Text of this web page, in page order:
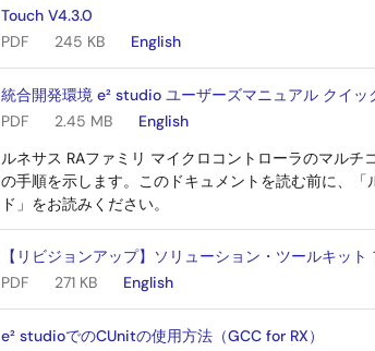
Touch V4.3.0
PDF
245 KB English
統合開発環境 e² studio ユーザーズマニュアル クイ
PDF
2.45 MB
English
ルネサス RAファミリ マイクロコントローラのマル
の手順を示します。このドキュメントを読む前に、
ド」をお読みください。
【リビジョンアップ】ソリューション・ツールキッ
PDF
271 KB English
e² studioでのCUnitの使用方法（GCC for RX）